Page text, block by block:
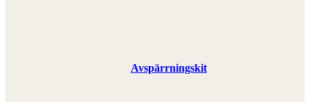
Avspärrningskit